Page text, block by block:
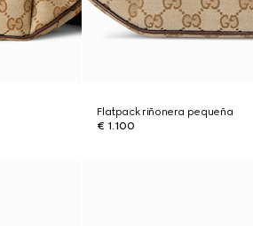
Flatpack riñonera pequeña
€ 1.100